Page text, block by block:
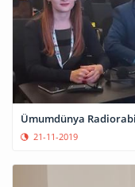
Ümumdünya
21-11-2019